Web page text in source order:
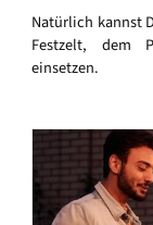
Natürlich kannst
Festzelt, dem
einsetzen.